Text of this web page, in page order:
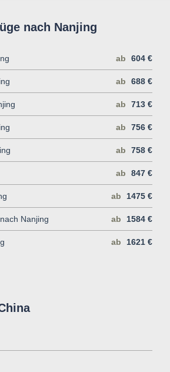
nach Nanjing
ab 604 €
ab 688 €
ab 713 €
ab 756 €
ab 758 €
ab 847 €
ab 1475 €
Nanjing ab 1584 €
ab 1621 €